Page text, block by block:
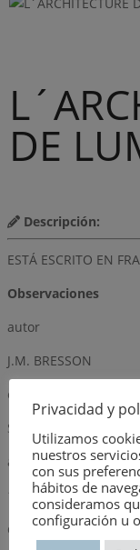
DE
Descripción:
ESTÁ ESCRITO EN
Observaciones
autor
J.M. BRESSON
editorial
SERG
año
1976
dimensión
Privacidad y
Utilizamos
nuestros
con sus
hábitos de
consideramos
configuración u